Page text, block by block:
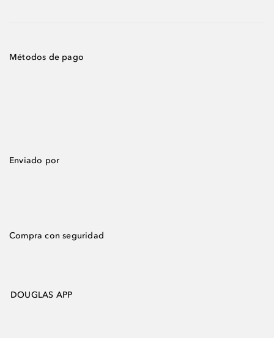
Métodos de pago
Enviado por
Compra con seguridad
DOUGLAS APP